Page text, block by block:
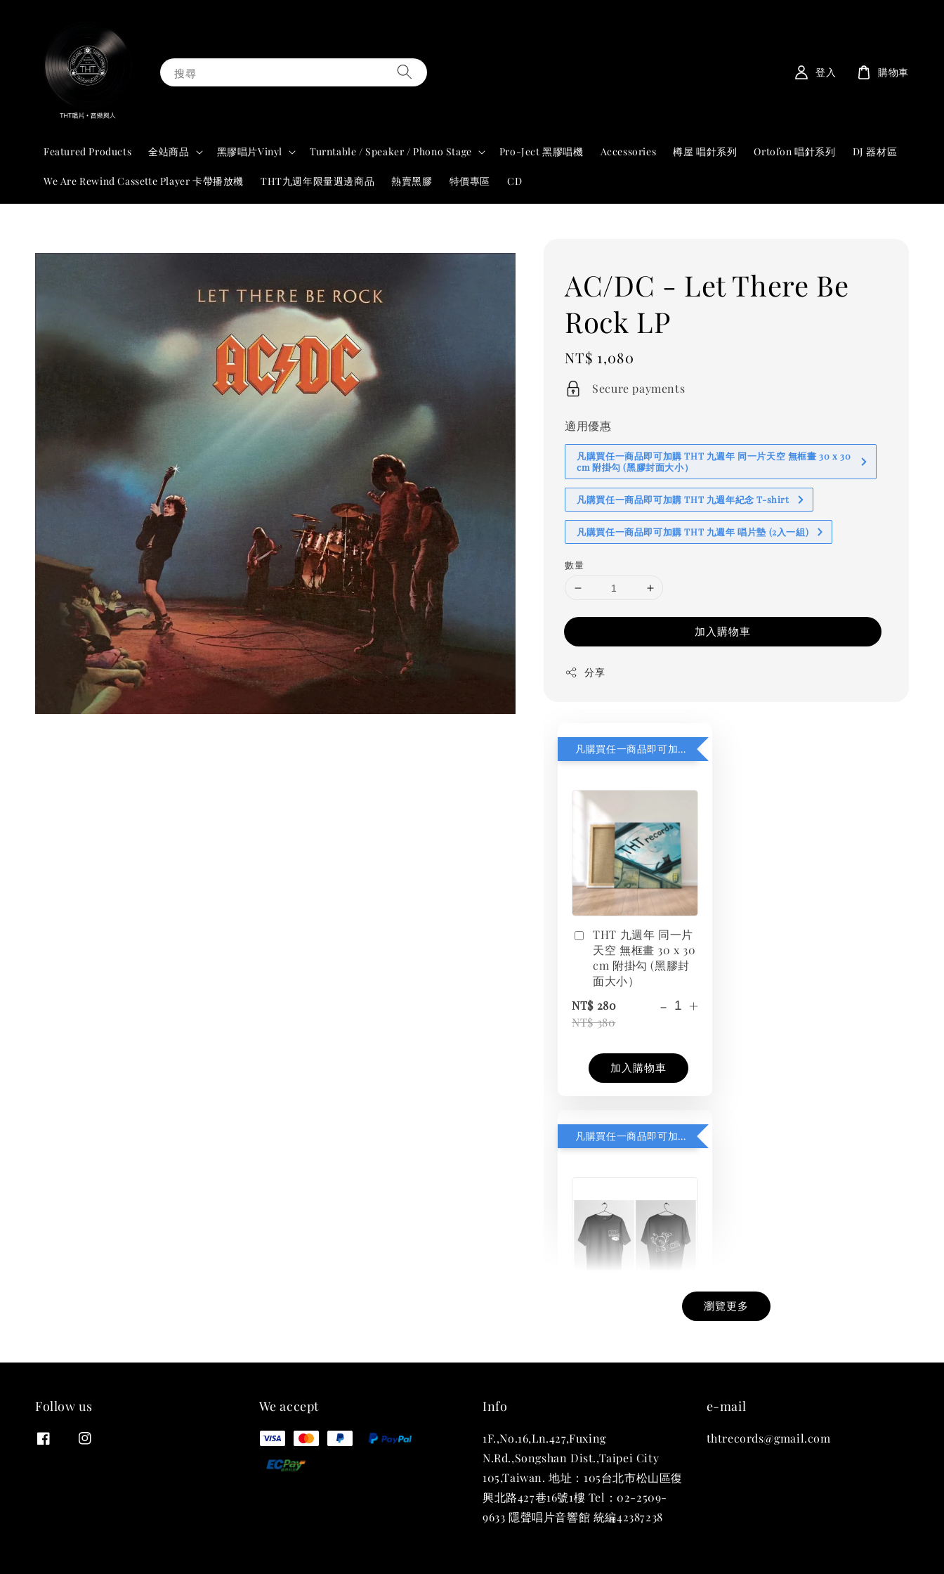
搜尋
Featured Products 全站商品 黑膠唱片Vinyl Turntable / Speaker / Phono Stage Pro-Ject 黑膠唱機 Accessories 樽屋 唱針系列 Ortofon 唱針系列 DJ 器材區
We Are Rewind Cassette Player 卡帶播放機 THT九週年限量週邊商品 熱賣黑膠 特價專區 CD
登入 購物車
AC/DC - Let There Be
Rock LP
Regular
price
NT$ 1,080
Secure payments
適用優惠
凡購買任一商品即可加購 THT 九週年 同一片天空 無框畫 30 x 30
cm 附掛勾 (黑膠封面大小）
凡購買任一商品即可加購 THT 九週年紀念 T-shirt
凡購買任一商品即可加購 THT 九週年 唱片墊 (2入一組)
數量
加入購物車
分享
凡購買任一商品即可加購 THT 九週年 同一片天空 無框畫 30 x 30 cm 附掛勾 (黑膠封面大小）
THT 九週年 同一片
天空 無框畫 30 x 30
cm 附掛勾 (黑膠封
面大小）
NT$ 280
NT$ 380
- +
加入購物車
凡購買任一商品即可加購 THT 九週年紀念 T-shirt
THT 九週年紀念 T-
瀏覽更多
Follow us We accept Info
1F.,No.16,Ln.427,Fuxing
N.Rd.,Songshan Dist.,Taipei City
105,Taiwan. 地址：105台北市松山區復
興北路427巷16號1樓 Tel：02-2509-
9633 隱聲唱片音響館 統編42387238
e-mail
thtrecords@gmail.com